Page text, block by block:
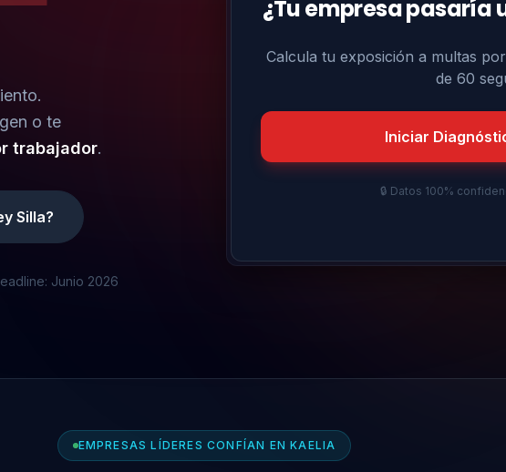
o te
trabajador.
Silla?
Junio 2026
¿Tu empresa pasaría
Calcula tu exposición a multas
de 60
Iniciar
🔒 Datos 100%
EMPRESAS LÍDERES CONFÍAN EN KAELIA